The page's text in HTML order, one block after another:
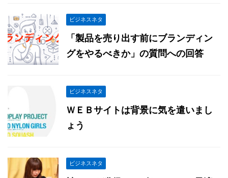
ビジネスネタ
「製品を売り出す前にブランディン
グをやるべきか」の質問への回答
ビジネスネタ
ＷＥＢサイトは背景に気を遣いまし
ょう
ビジネスネタ